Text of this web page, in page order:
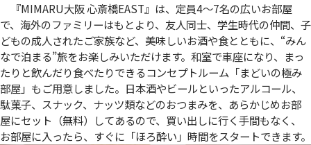
『MIMARU大阪 心斎橋EAST』は、定員4～7名の広いお部屋
で、海外のファミリーはもとより、友人同士、学生時代の仲間、子
どもの成人されたご家族など、美味しいお酒や食とともに、“みん
なで泊まる”旅をお楽しみいただけます。和室で車座になり、まっ
たりと飲んだり食べたりできるコンセプトルーム「まどいの極み
部屋」もご用意しました。日本酒やビールといったアルコール、
駄菓子、スナック、ナッツ類などのおつまみを、あらかじめお部
屋にセット（無料）してあるので、買い出しに行く手間もなく、
お部屋に入ったら、すぐに「ほろ酔い」時間をスタートできます。